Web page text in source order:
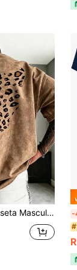
Manga Curta, Estilo Retrô de Rua Casual para o Dia a Dia, Tecido de Malha Respirável, Ajuste Regular com Gola Redonda -